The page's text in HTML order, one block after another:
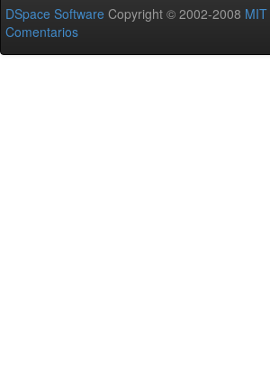
DSpace Software Copyright © 2002-2008 MIT
Comentarios